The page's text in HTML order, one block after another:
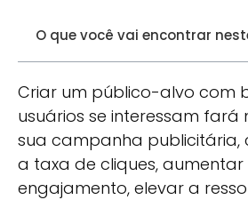
O que você vai encontrar
Criar um público-alvo com
usuários se interessam fará
sua campanha publicitária,
a taxa de cliques,
engajamento, elevar a